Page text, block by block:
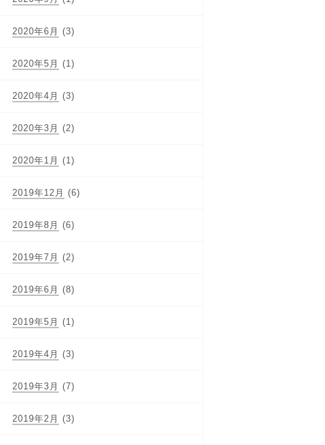
2020年6月 (3)
2020年5月 (1)
2020年4月 (3)
2020年3月 (2)
2020年1月 (1)
2019年12月 (6)
2019年8月 (6)
2019年7月 (2)
2019年6月 (8)
2019年5月 (1)
2019年4月 (3)
2019年3月 (7)
2019年2月 (3)